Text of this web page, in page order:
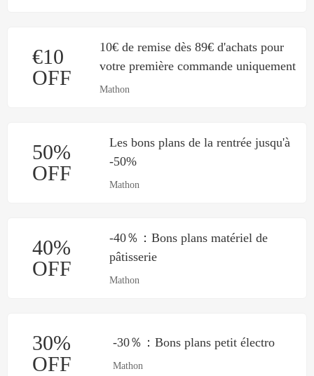
€10
OFF
10€ de remise dès 89€ d'achats pour
votre première commande uniquement
Mathon
50%
OFF
Les bons plans de la rentrée jusqu'à
-50%
Mathon
40%
OFF
-40％：Bons plans matériel de
pâtisserie
Mathon
30%
OFF
-30％：Bons plans petit électro
Mathon